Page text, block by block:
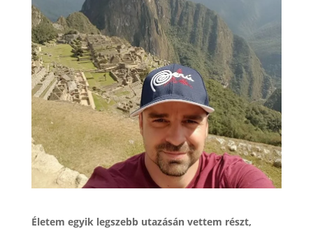
Életem egyik legszebb utazásán vettem részt,